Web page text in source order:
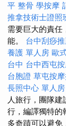
平 整骨 學按摩
推拿技術士證照
需要巨大的責任
能。 台中刮痧
養護 單人房 歐
台中 台中西屯
台胞證 草屯按
長照中心 單人房
人旅行，團隊建
行，編譯獨特的
多奇蹟可以避免